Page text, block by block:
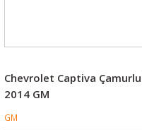
Chevrolet Captiva
2014 GM
GM